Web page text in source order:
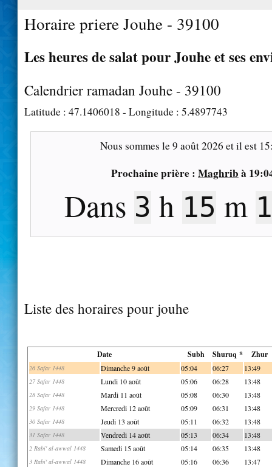
Horaire priere Jouhe - 39100
Les heures de salat pour Jouhe et ses
Calendrier ramadan Jouhe - 39100
Latitude : 47.1406018 - Longitude : 5.4897743
Nous sommes le9 août 2026 et il est
Prochaine prière : Maghrib à
Dans 3 h 15 m
Liste des horaires pour jouhe
Date Subh Shuruq * Zhur
26 Safar 1448 Dimanche 9 août 05:04 06:27 13:49
27 Safar 1448 Lundi 10 août 05:06 06:28 13:48
28 Safar 1448 Mardi 11 août 05:08 06:30 13:48
29 Safar 1448 Mercredi 12 août 05:09 06:31 13:48
30 Safar 1448 Jeudi 13 août 05:11 06:32 13:48
31 Safar 1448 Vendredi 14 août 05:13 06:34 13:48
2 Rabi' al-awwal 1448 Samedi 15 août 05:14 06:35 13:48
3 Rabi' al-awwal 1448 Dimanche 16 août 05:16 06:36 13:47